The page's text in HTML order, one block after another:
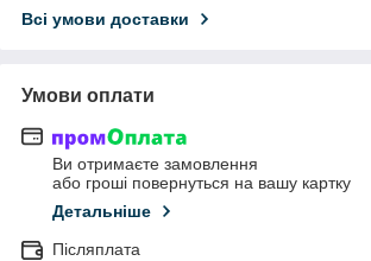
Всі умови доставки
Умови оплати
Ви отримаєте замовлення
або гроші повернуться на вашу картку
Детальніше
Післяплата